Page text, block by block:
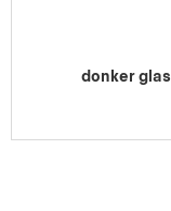
donker glas